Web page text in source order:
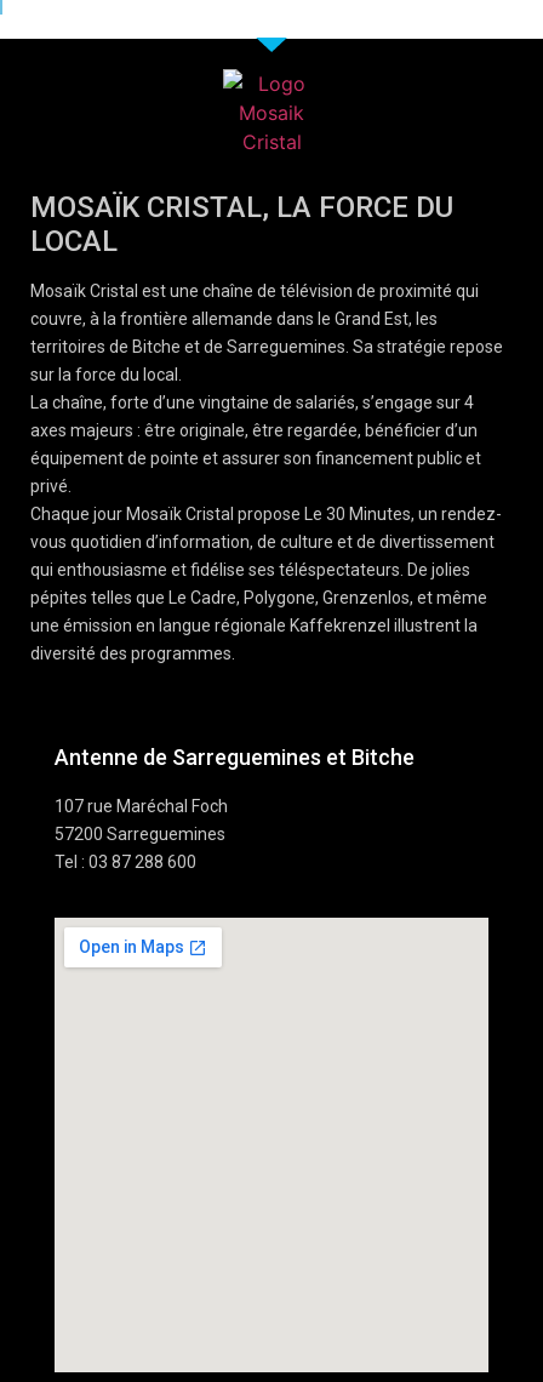
MOSAÏK CRISTAL, LA FORCE DU
LOCAL
Mosaïk Cristal est une chaîne de télévision de proximité qui
couvre, à la frontière allemande dans le Grand Est, les
territoires de Bitche et de Sarreguemines. Sa stratégie repose
sur la force du local.
La chaîne, forte d’une vingtaine de salariés, s’engage sur 4
axes majeurs : être originale, être regardée, bénéficier d’un
équipement de pointe et assurer son financement public et
privé.
Chaque jour Mosaïk Cristal propose Le 30 Minutes, un rendez-
vous quotidien d’information, de culture et de divertissement
qui enthousiasme et fidélise ses téléspectateurs. De jolies
pépites telles que Le Cadre, Polygone, Grenzenlos, et même
une émission en langue régionale Kaffekrenzel illustrent la
diversité des programmes.
Antenne de Sarreguemines et Bitche
107 rue Maréchal Foch
57200 Sarreguemines
Tel : 03 87 288 600